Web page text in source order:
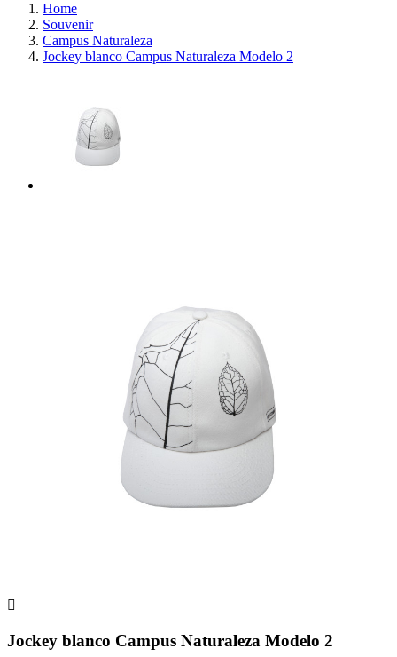
Home
Souvenir
Campus Naturaleza
Jockey blanco Campus Naturaleza Modelo 2

Jockey blanco Campus Naturaleza Modelo 2